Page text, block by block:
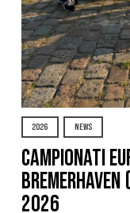
2026 NEWS
Campionati
2026